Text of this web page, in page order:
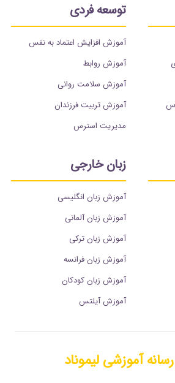
توسعه فردی
آموزش افزایش اعتماد به نفس
آموزش روابط
آموزش سلامت روانی
آموزش تربیت فرزندان
مدیریت استرس
زبان خارجی
آموزش زبان انگلیسی
آموزش زبان آلمانی
آموزش زبان ترکی
آموزش زبان فرانسه
آموزش زبان کودکان
آموزش آیلتس
رسانه آموزشی لیموناد